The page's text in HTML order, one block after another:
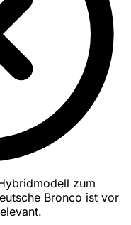
zum
Bronco ist vor